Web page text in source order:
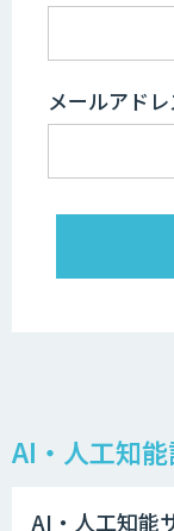
メールアドレ
AI・人工知
AI・人工知能